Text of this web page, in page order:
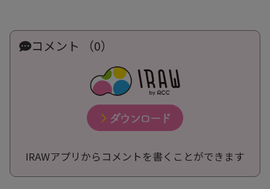
コメント （0）
IRAWアプリからコメントを書くことができます